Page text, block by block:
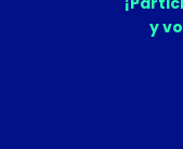
y